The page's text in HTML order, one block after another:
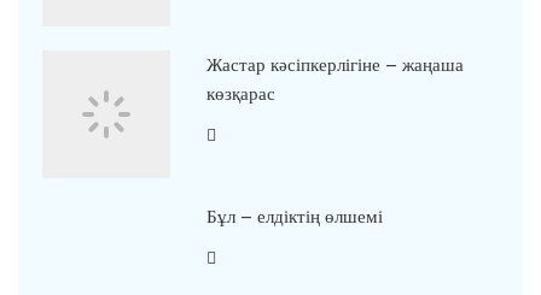
Жастар кәсіпкерлігіне – жаңаша
көзқарас
Бұл – елдіктің өлшемі